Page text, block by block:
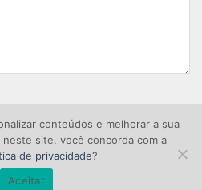
Área Industrial
conteúdos e melhorar a sua
site, você concorda com a
de privacidade?
Aceitar